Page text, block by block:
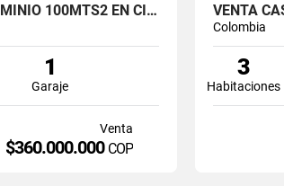
VENTA CASA CONDOMINIO 100MTS2 EN CIUDAD COUNTRY, JAMUNDÍ 14957-1
1
Garaje
Venta
$360.000.000 COP
Colombia
3
Habitaciones